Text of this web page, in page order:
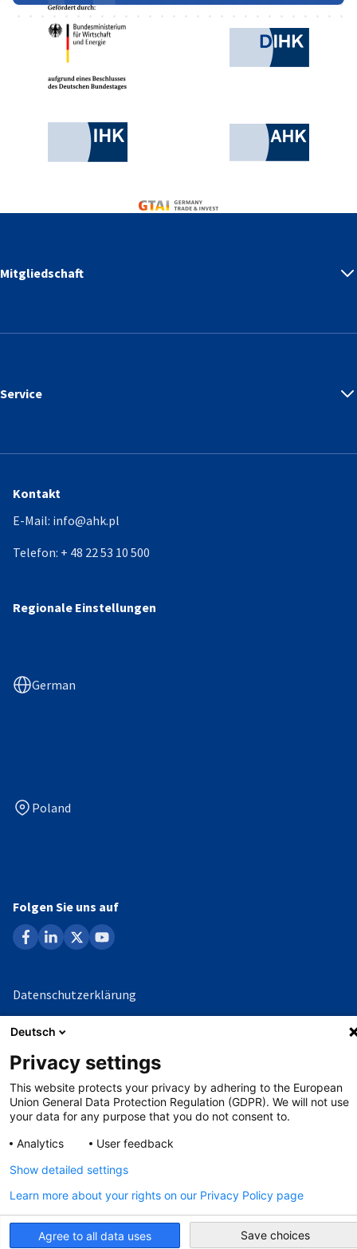
Partner
Industrie- und Handelskammer
Germany Trade & Invest
Mitgliedschaft
Service
Kontakt
E-Mail: info@ahk.pl
Telefon: + 48 22 53 10 500
Regionale Einstellungen
German
Poland
Folgen Sie uns auf
facebook
linkedin
x youtube
Datenschutzerklärung
Impressum
Whistleblowing-Verfahren
©Copyright - 2026 AHK
Deutsch
Privacy settings
This website protects your privacy by adhering to the European
Union General Data Protection Regulation (GDPR). We will not use
your data for any purpose that you do not consent to.
Analytics
User feedback
Agree to all data uses
Show detailed settings
Learn more about your rights on our Privacy Policy page
Save choices